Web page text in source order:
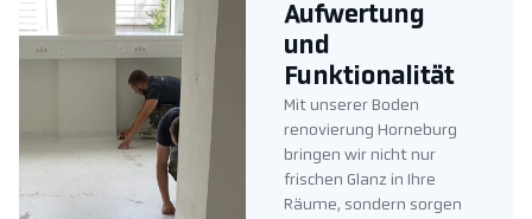
Aufwertung
und
Funktionalität
Mit unserer Boden
renovierung Horneburg
bringen wir nicht nur
frischen Glanz in Ihre
Räume, sondern sorgen